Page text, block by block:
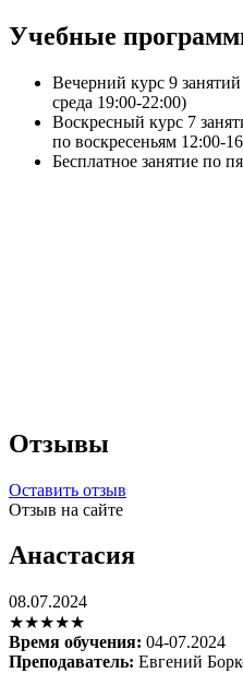
Учебные
Вечерний курс 9
среда 19:00-22:00)
Воскресный курс 7
по воскресеньям 12:00-
Бесплатное занятие по
Отзывы
Оставить отзыв
Отзыв на сайте
Анастасия
08.07.2024
★★★★★
Время обучения: 04-07.2024
Преподаватель: Евгений